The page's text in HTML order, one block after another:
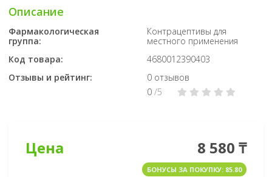
Описание
Фармакологическая
группа:
Контрацептивы для
местного применения
Код товара:
4680012390403
Отзывы и рейтинг:
0 отзывов
0 /5
Цена 8 580 ₸
БОНУСЫ ЗА ПОКУПКУ: 85.80